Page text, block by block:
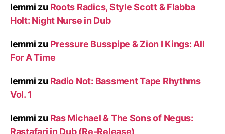
lemmi zu Roots Radics, Style Scott & Flabba
Holt: Night Nurse in Dub
lemmi zu Pressure Busspipe & Zion I Kings: All
For A Time
lemmi zu Radio Not: Bassment Tape Rhythms
Vol. 1
lemmi zu Ras Michael & The Sons of Negus:
Rastafari in Dub (Re-Release)